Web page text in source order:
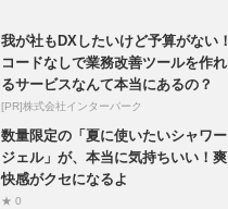
我が社もDXしたいけど予算がない！
コードなしで業務改善ツールを作れ
るサービスなんて本当にあるの？
[PR]株式会社インターパーク
数量限定の「夏に使いたいシャワー
ジェル」が、本当に気持ちいい！爽
快感がクセになるよ
★ 0